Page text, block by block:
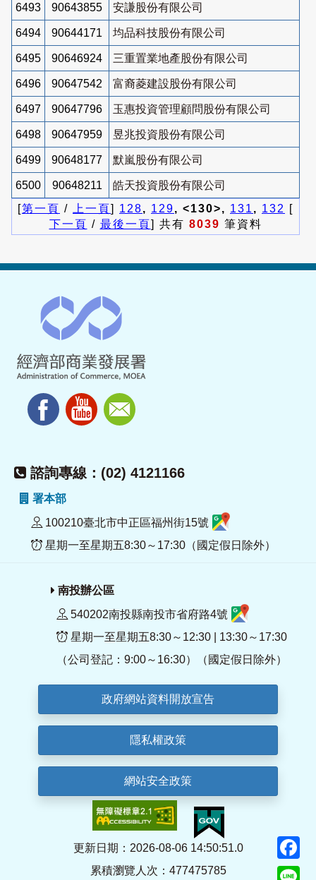
6493 90643855 安謙股份有限公司
6494 90644171 均品科技股份有限公司
6495 90646924 三重置業地產股份有限公司
6496 90647542 富裔菱建設股份有限公司
6497 90647796 玉惠投資管理顧問股份有限公司
6498 90647959 昱兆投資股份有限公司
6499 90648177 默嵐股份有限公司
6500 90648211
皓天投資股份有限公司
[第一頁 / 上一頁] 128, 129, <130>, 131 , 132
[
下一頁 / 最後一頁] 共有 8039 筆資料
諮詢專線：(02) 4121166
署本部
100210臺北市中正區福州街15號
星期一至星期五8:30～17:30（國定假日除外）
南投辦公區
540202南投縣南投市省府路4號
星期一至星期五8:30～12:30 | 13:30～17:30
（公司登記：9:00～16:30）（國定假日除外）
政府網站資料開放宣告
隱私權政策
網站安全政策
更新日期：2026-08-06 14:50:51.0
累積瀏覽人次：477475785